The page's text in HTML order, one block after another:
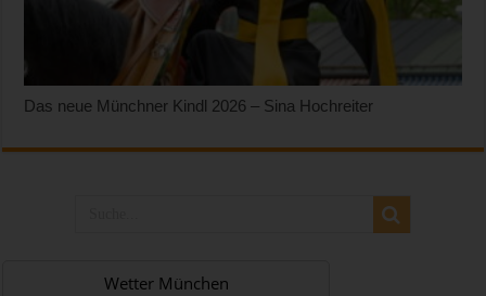
Das neue Münchner Kindl 2026 – Sina Hochreiter
Wetter München